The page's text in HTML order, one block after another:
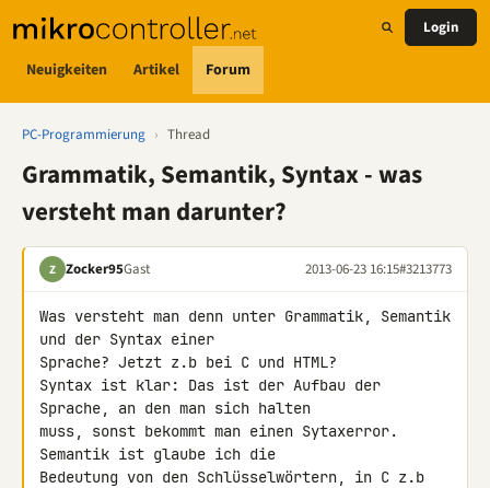
Neuigkeiten Artikel Forum
Login
PC-Programmierung › Thread
Grammatik, Semantik, Syntax - was
versteht man darunter?
Z Zocker95Gast 2013-06-23 16:15#3213773
Was versteht man denn unter Grammatik, Semantik
und der Syntax einer
Sprache? Jetzt z.b bei C und HTML?
Syntax ist klar: Das ist der Aufbau der
Sprache, an den man sich halten
muss, sonst bekommt man einen Sytaxerror.
Semantik ist glaube ich die
Bedeutung von den Schlüsselwörtern, in C z.b